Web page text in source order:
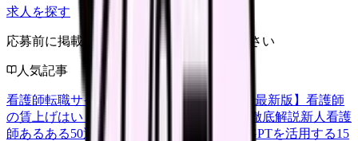
求人を探す
応募前に掲載元の最新情報を確認してください
人気記事
看護師転職サイトランキングTOP5【2026年最新版】 看護師
の賃上げはいくら？2026年度の最新情報を徹底解説新人看護
師あるある50選【共感必至】
看護師がChatGPTを活用する15